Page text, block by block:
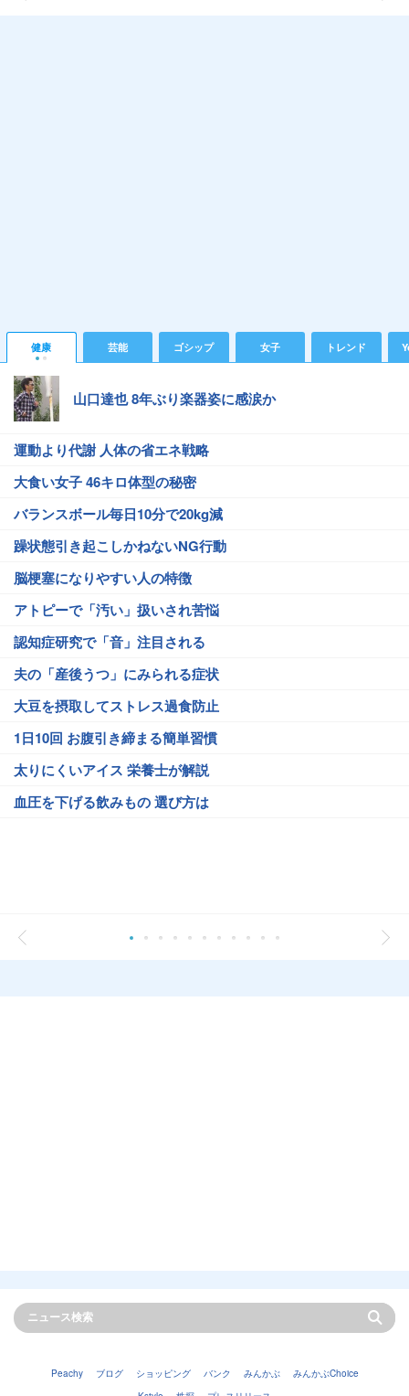
健康 芸能 ゴシップ 女子 トレンド
山口達也 8年ぶり楽器姿に感涙か
運動より代謝 人体の省エネ戦略
大食い女子 46キロ体型の秘密
バランスボール毎日10分で20kg減
躁状態引き起こしかねないNG行動
脳梗塞になりやすい人の特徴
アトピーで「汚い」扱いされ苦悩
認知症研究で「音」注目される
夫の「産後うつ」にみられる症状
大豆を摂取してストレス過食防止
1日10回 お腹引き締まる簡単習慣
太りにくいアイス 栄養士が解説
血圧を下げる飲みもの 選び方は
Peachy ブログ ショッピング バンク みんかぶ
みんかぶChoice